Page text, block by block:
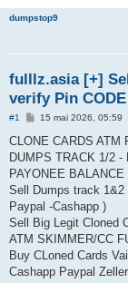
dumpstop9
fulllz.asia [+]
verify Pin
#1
M
s
a
g
15 mai 2026, 05:59
CLONE CARDS ATM
DUMPS TRACK 1/2 -
PAYONEE BALANCE
Sell Dumps track
Paypal -Cashapp )
Sell Big Legit Cloned
ATM SKIMMER/CC
Buy CLoned Cards
Cashapp Paypal Zeller